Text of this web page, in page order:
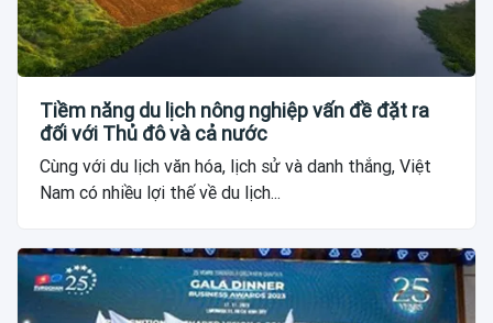
Tiềm năng du lịch nông nghiệp vấn đề đặt ra
đối với Thủ đô và cả nước
Cùng với du lịch văn hóa, lịch sử và danh thắng, Việt
Nam có nhiều lợi thế về du lịch...